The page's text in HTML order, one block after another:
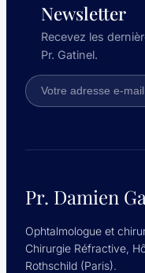
Newsletter
Recevez les
Pr. Gatinel.
Pr. Damien
Ophtalmologue et
Chirurgie Réfractive,
Rothschild (Paris).